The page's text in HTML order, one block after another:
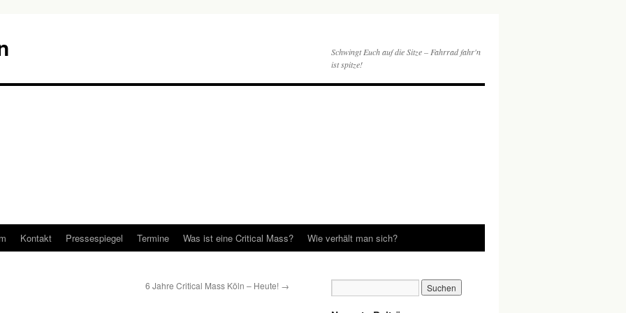
Schwingt Euch auf die Sitze – Fahrrad fahr'n
ist spitze!
Kontakt Pressespiegel Termine Was ist eine Critical Mass? Wie verhält man sich?
6 Jahre Critical Mass Köln – Heute! →